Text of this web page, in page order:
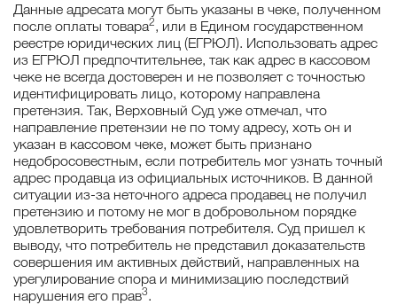
Данные адресата могут быть указаны в чеке, полученном
после оплаты товара2, или в Едином государственном
реестре юридических лиц (ЕГРЮЛ). Использовать адрес
из ЕГРЮЛ предпочтительнее, так как адрес в кассовом
чеке не всегда достоверен и не позволяет с точностью
идентифицировать лицо, которому направлена
претензия. Так, Верховный Суд уже отмечал, что
направление претензии не по тому адресу, хоть он и
указан в кассовом чеке, может быть признано
недобросовестным, если потребитель мог узнать точный
адрес продавца из официальных источников. В данной
ситуации из-за неточного адреса продавец не получил
претензию и потому не мог в добровольном порядке
удовлетворить требования потребителя. Суд пришел к
выводу, что потребитель не представил доказательств
совершения им активных действий, направленных на
урегулирование спора и минимизацию последствий
нарушения его прав3.